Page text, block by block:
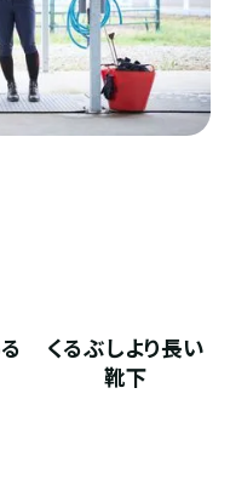
くるぶしより長い
靴下